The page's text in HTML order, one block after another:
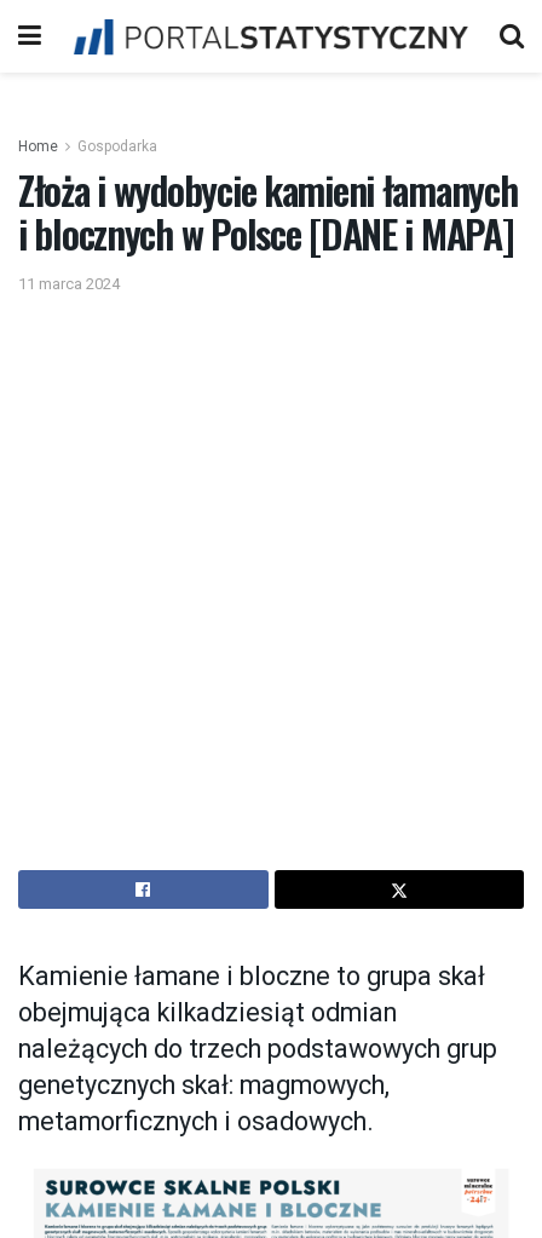
Home Gospodarka
Złoża i wydobycie kamieni łamanych
i blocznych w Polsce [DANE i MAPA]
11 marca 2024
Kamienie łamane i bloczne to grupa skał
obejmująca kilkadziesiąt odmian
należących do trzech podstawowych grup
genetycznych skał: magmowych,
metamorficznych i osadowych.